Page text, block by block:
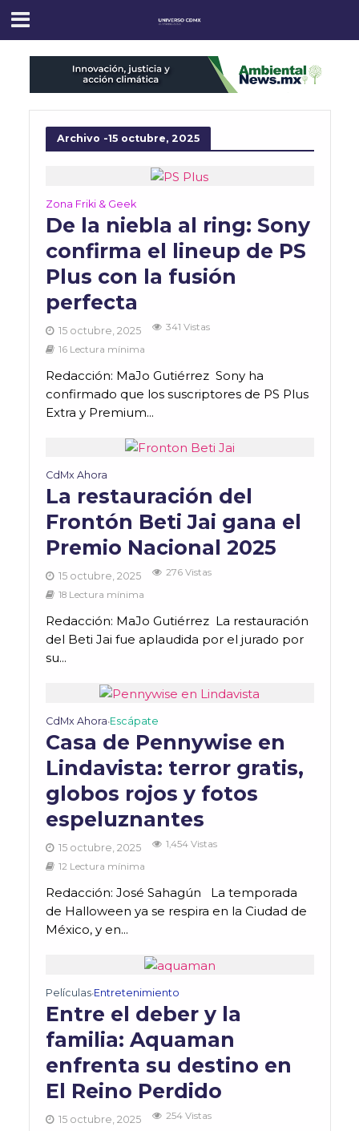
Archivo -15 octubre, 2025
Zona Friki & Geek
De la niebla al ring: Sony
confirma el lineup de PS
Plus con la fusión
perfecta
15 octubre, 2025
341 Vistas
16 Lectura mínima
Redacción: MaJo Gutiérrez Sony ha
confirmado que los suscriptores de PS Plus
Extra y Premium...
CdMx Ahora
La restauración del
Frontón Beti Jai gana el
Premio Nacional 2025
15 octubre, 2025
276 Vistas
18 Lectura mínima
Redacción: MaJo Gutiérrez La restauración
del Beti Jai fue aplaudida por el jurado por
su...
CdMx Ahora•Escápate
Casa de Pennywise en
Lindavista: terror gratis,
globos rojos y fotos
espeluznantes
15 octubre, 2025
1,454 Vistas
12 Lectura mínima
Redacción: José Sahagún La temporada
de Halloween ya se respira en la Ciudad de
México, y en...
Películas•Entretenimiento
Entre el deber y la
familia: Aquaman
enfrenta su destino en
El Reino Perdido
15 octubre, 2025
254 Vistas